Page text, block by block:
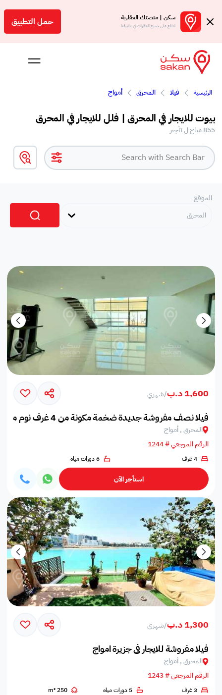
سكن | منصتك العقارية
اطلع على جميع العقارات في تطبيقنا حمل التطبيق
الرئيسية فيلا المحرق أمواج
بيوت للايجار في المحرق | فلل للايجار في المحرق
855 متاح ل تأجير
الموقع
المحرق
1,600 د.ب /شهري
فيلا نصف مفروشة جديدة ضخمة مكونة من 4 غرف نوم مع مسبح خاص بجزيرة أمواج
المحرق , أمواج
الرقم المرجعي # 1244
4 غرف 6 دورات مياه
استأجر الآن
1,300 د.ب /شهري
فيلا مفروشة للايجار في جزيرة امواج
المحرق , أمواج
الرقم المرجعي # 1243
3 غرف 5 دورات مياه 250 m²